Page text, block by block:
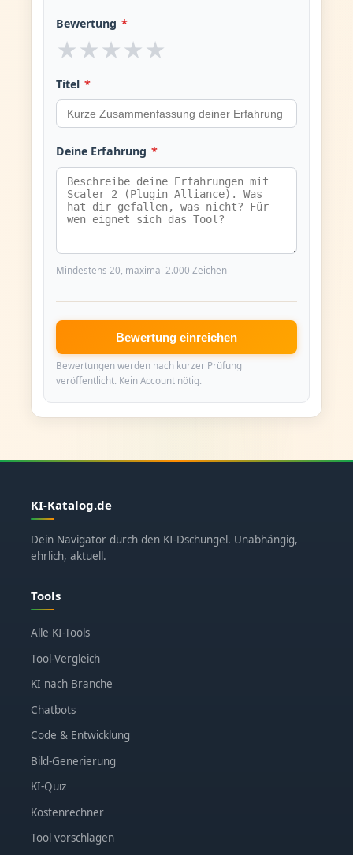
Bewertung *
★ ★ ★ ★ ★
Titel *
Deine Erfahrung *
Mindestens 20, maximal 2.000 Zeichen
Bewertung einreichen
Bewertungen werden nach kurzer Prüfung
veröffentlicht. Kein Account nötig.
KI-Katalog.de
Dein Navigator durch den KI-Dschungel. Unabhängig,
ehrlich, aktuell.
Tools
Alle KI-Tools
Tool-Vergleich
KI nach Branche
Chatbots
Code & Entwicklung
Bild-Generierung
KI-Quiz
Kostenrechner
Tool vorschlagen